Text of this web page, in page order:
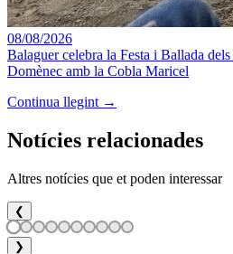
08/08/2026
Balaguer celebra la Festa i Ballada
Domènec amb la Cobla Maricel
Continua llegint →
Notícies relacionades
Altres notícies que et poden interessar
❮
❯